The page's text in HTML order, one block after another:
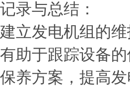
记录与总结：
建立发电机组的
有助于跟踪设备
保养方案，提高